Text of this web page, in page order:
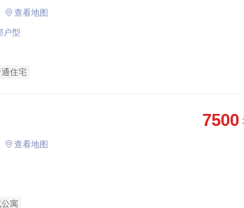
查看地图
户型
住宅
7500
查看地图
寓